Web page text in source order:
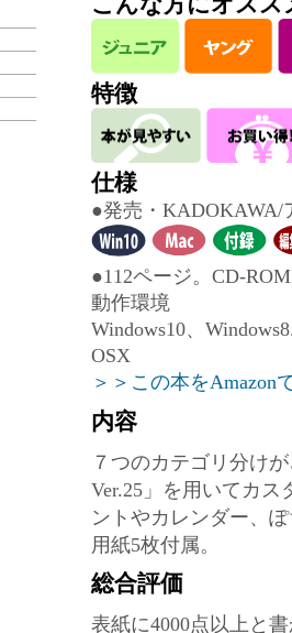
特徴
仕様
●発売・KADOKAWA/
●112ページ。CD-
動作環境
Windows10、
OSX
＞＞この本をAmazon
内容
７つのカテゴリ分け
Ver.25」を用いてカ
ントやカレンダー、
用紙5枚付属。
総合評価
表紙に4000点以上と